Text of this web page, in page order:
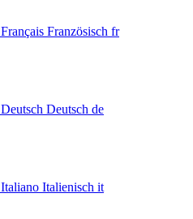
Français Französisch fr
Deutsch Deutsch de
Italiano Italienisch it